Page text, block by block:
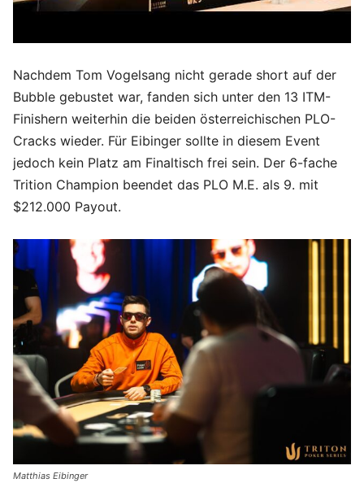
Nachdem Tom Vogelsang nicht gerade short auf der
Bubble gebustet war, fanden sich unter den 13 ITM-
Finishern weiterhin die beiden österreichischen PLO-
Cracks wieder. Für Eibinger sollte in diesem Event
jedoch kein Platz am Finaltisch frei sein. Der 6-fache
Trition Champion beendet das PLO M.E. als 9. mit
$212.000 Payout.
Matthias Eibinger